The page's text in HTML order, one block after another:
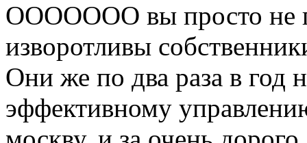
ООООООО вы просто не
изворотливы
Они же по два раза в год
эффективному